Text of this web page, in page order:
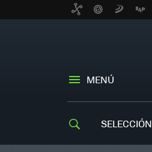
MENÚ
SELECCIÓN